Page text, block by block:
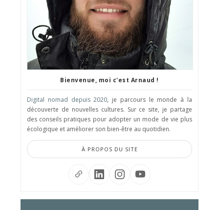
Bienvenue, moi c'est Arnaud !
Digital nomad depuis 2020, je parcours le monde à la
découverte de nouvelles cultures. Sur ce site, je partage
des conseils pratiques pour adopter un mode de vie plus
écologique et améliorer son bien-être au quotidien.
À PROPOS DU SITE